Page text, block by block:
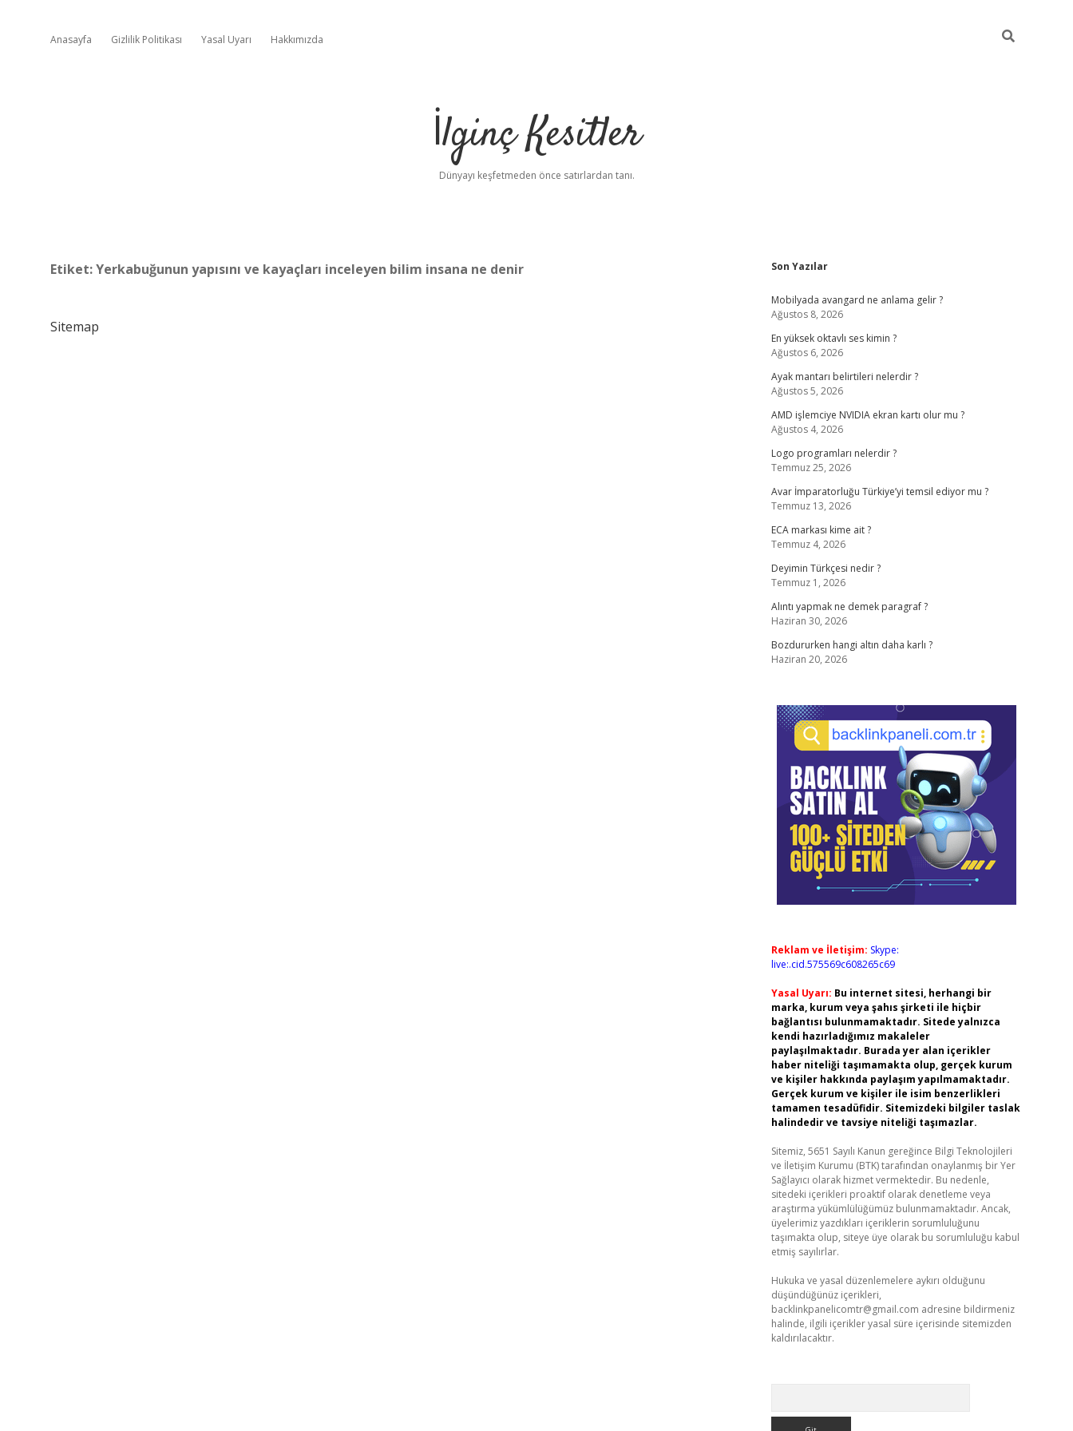
Anasayfa Gizlilik Politikası Yasal Uyarı Hakkımızda
İlginç Kesitler
Dünyayı keşfetmeden önce satırlardan tanı.
Etiket:Yerkabuğunun yapısını ve kayaçları inceleyen bilim insana ne denir
Sitemap
Sidebar
Son Yazılar
Mobilyada avangard ne anlama gelir ?
Ağustos 8, 2026
En yüksek oktavlı ses kimin ?
Ağustos 6, 2026
Ayak mantarı belirtileri nelerdir ?
Ağustos 5, 2026
AMD işlemciye NVIDIA ekran kartı olur mu ?
Ağustos 4, 2026
Logo programları nelerdir ?
Temmuz 25, 2026
Avar İmparatorluğu Türkiye’yi temsil ediyor mu ?
Temmuz 13, 2026
ECA markası kime ait ?
Temmuz 4, 2026
Deyimin Türkçesi nedir ?
Temmuz 1, 2026
Alıntı yapmak ne demek paragraf ?
Haziran 30, 2026
Bozdururken hangi altın daha karlı ?
Haziran 20, 2026
Reklam ve İletişim: Skype:
live:.cid.575569c608265c69
Yasal Uyarı: Bu internet sitesi, herhangi bir
marka, kurum veya şahıs şirketi ile hiçbir
bağlantısı bulunmamaktadır. Sitede yalnızca
kendi hazırladığımız makaleler
paylaşılmaktadır. Burada yer alan içerikler
haber niteliği taşımamakta olup, gerçek kurum
ve kişiler hakkında paylaşım yapılmamaktadır.
Gerçek kurum ve kişiler ile isim benzerlikleri
tamamen tesadüfidir. Sitemizdeki bilgiler taslak
halindedir ve tavsiye niteliği taşımazlar.
Sitemiz, 5651 Sayılı Kanun gereğince Bilgi Teknolojileri
ve İletişim Kurumu (BTK) tarafından onaylanmış bir Yer
Sağlayıcı olarak hizmet vermektedir. Bu nedenle,
sitedeki içerikleri proaktif olarak denetleme veya
araştırma yükümlülüğümüz bulunmamaktadır. Ancak,
üyelerimiz yazdıkları içeriklerin sorumluluğunu
taşımakta olup, siteye üye olarak bu sorumluluğu kabul
etmiş sayılırlar.
Hukuka ve yasal düzenlemelere aykırı olduğunu
düşündüğünüz içerikleri,
backlinkpanelicomtr@gmail.com adresine bildirmeniz
halinde, ilgili içerikler yasal süre içerisinde sitemizden
kaldırılacaktır.